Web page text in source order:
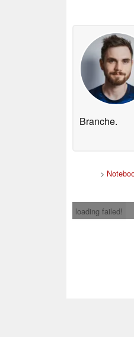
Branche.
>
loading failed!